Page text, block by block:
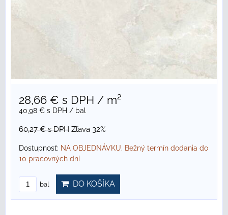
28,66 € s DPH / m²
40,98 € s DPH / bal
60,27 €s DPH Zľava 32%
Dostupnosť: NA OBJEDNÁVKU. Bežný termín dodania do
10 pracovných dní
bal DO KOŠÍKA